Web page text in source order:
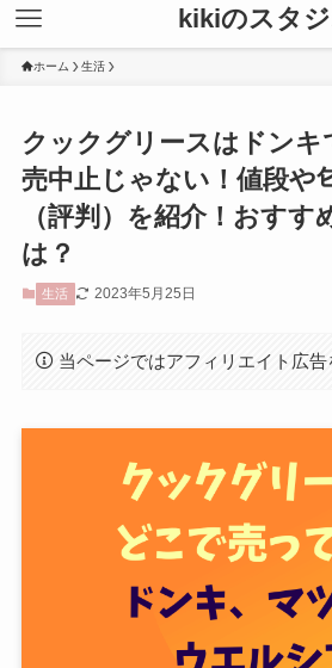
kikiのスタ
ホーム 生活
クックグリースはドンキ
売中止じゃない！値段や
（評判）を紹介！おす
は？
生活 2023年5月25日
当ページではアフィリエイト広告